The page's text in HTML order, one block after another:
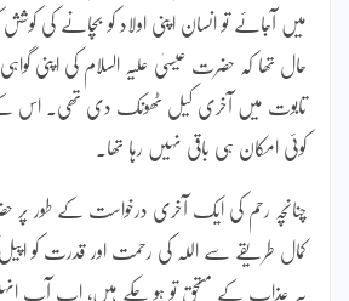
میں آجائے تو انسان اپنی اولاد کو بچانے کی
حال تھا کہ حضرت عیسیٰ علیہ السلام کی اپنی
تابوت میں آخری کیل ٹھونک دی تھی۔ اس
کوئی امکان ہی باقی نہیں رہا تھا۔
چنانچہ رحم کی ایک آخری درخواست کے طور
کمال طریقے سے اللہ کی رحمت اور قدرت کو اپیل
یہ عذاب کے مستحق تو ہو چکے ہیں، اب آپ